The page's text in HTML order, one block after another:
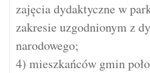
zajęcia dydaktyczne w
zakresie uzgodnionym z
narodowego;
4) mieszkańców gmin